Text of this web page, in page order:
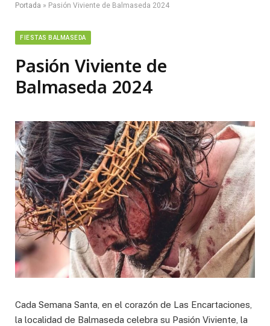
Portada » Pasión Viviente de Balmaseda 2024
FIESTAS BALMASEDA
Pasión Viviente de
Balmaseda 2024
Cada Semana Santa, en el corazón de Las Encartaciones,
la localidad de Balmaseda celebra su Pasión Viviente, la